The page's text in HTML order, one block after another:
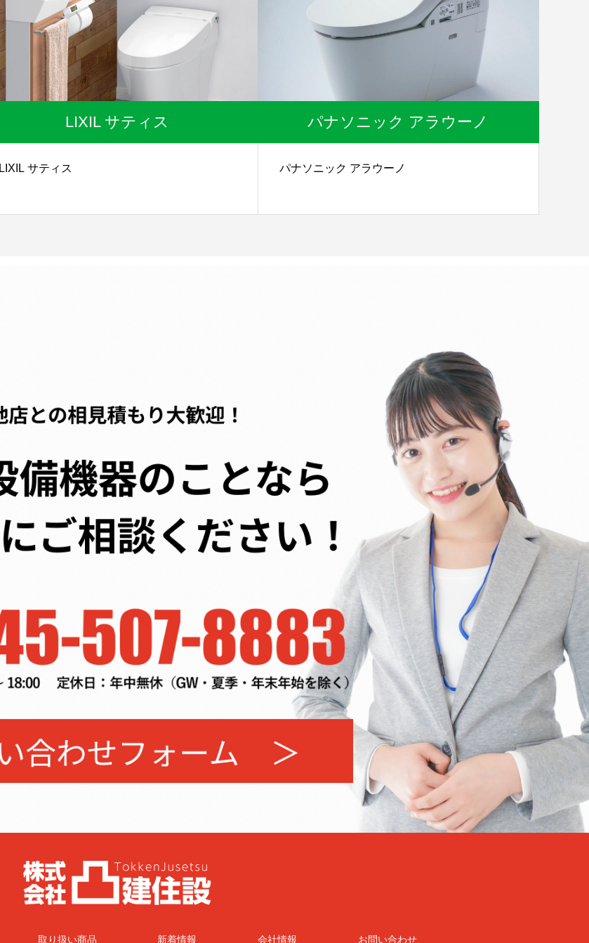
LIXIL サティス
LIXIL サティス
パナソニック アラウーノ
パナソニック アラウーノ
取り扱い商品 新着情報 会社情報 お問い合わせ